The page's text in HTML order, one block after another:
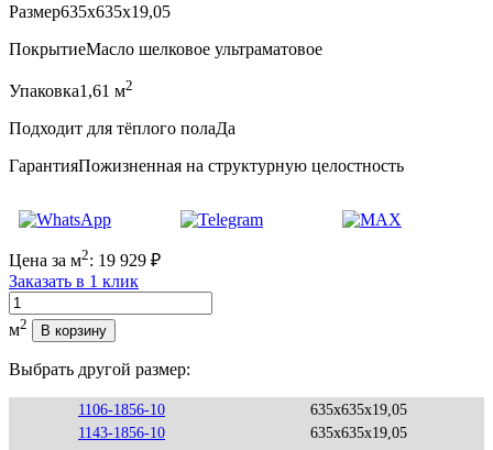
Размер635x635x19,05
ПокрытиеМасло шелковое ультраматовое
Упаковка1,61 м2
Подходит для тёплого полаДа
ГарантияПожизненная на структурную целостность
Цена за м2: 19 929 ₽
Заказать в 1 клик
Количество
м2 В корзину
Выбрать другой размер:
1106-1856-10
635x635x19,05
1143-1856-10
635x635x19,05